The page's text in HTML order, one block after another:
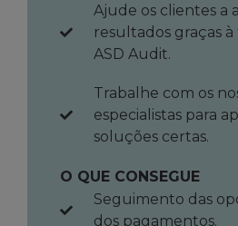
Ajude os clientes a
resultados graças
ASD Audit.
Trabalhe com os
especialistas para
soluções certas.
O QUE CONSEGUE
Seguimento das
dos pagamentos.